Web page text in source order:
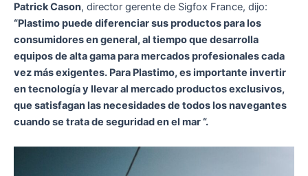
Patrick Cason, director gerente de Sigfox France, dijo:
“Plastimo puede diferenciar sus productos para los
consumidores en general, al tiempo que desarrolla
equipos de alta gama para mercados profesionales cada
vez más exigentes. Para Plastimo, es importante invertir
en tecnología y llevar al mercado productos exclusivos,
que satisfagan las necesidades de todos los navegantes
cuando se trata de seguridad en el mar “.